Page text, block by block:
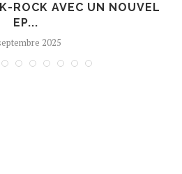
ROCK AVEC UN NOUVEL
EP...
2025